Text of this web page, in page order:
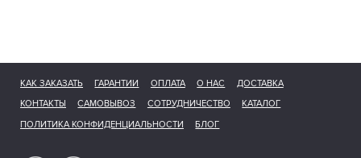
КАК ЗАКАЗАТЬ ГАРАНТИИ ОПЛАТА О НАС
ДОСТАВКА
КОНТАКТЫ
САМОВЫВОЗ СОТРУДНИЧЕСТВО
КАТАЛОГ
ПОЛИТИКА КОНФИДЕНЦИАЛЬНОСТИ
БЛОГ